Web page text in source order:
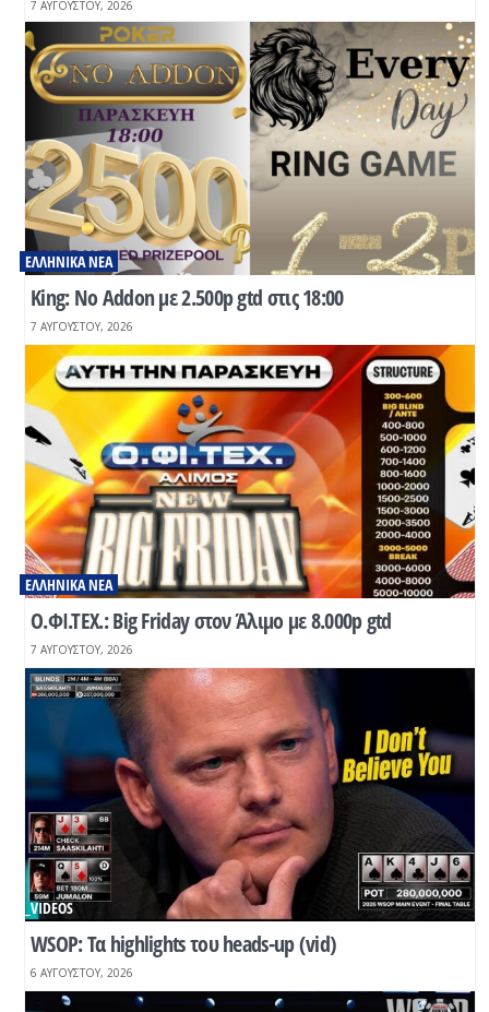
7 ΑΥΓΟΎΣΤΟΥ, 2026
Κing: No Addon με 2.500p gtd στις 18:00
ΕΛΛΗΝΙΚΆ ΝΈΑ
7 ΑΥΓΟΎΣΤΟΥ, 2026
Ο.ΦΙ.ΤΕΧ.: Βig Friday στον Άλιμο με 8.000p gtd
ΕΛΛΗΝΙΚΆ ΝΈΑ
7 ΑΥΓΟΎΣΤΟΥ, 2026
WSOP: Τα highlights του heads-up (vid)
_VIDEOS
6 ΑΥΓΟΎΣΤΟΥ, 2026